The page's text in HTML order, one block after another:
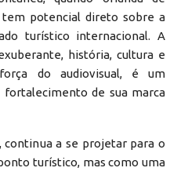
tem potencial direto sobre a
turístico internacional. A
história, cultura e
do audiovisual, é um
de sua marca
continua a se projetar para o
turístico, mas como uma